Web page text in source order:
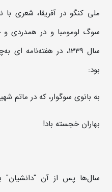
ملی کنگو در آفریقا، شعری با
سوگ لومومبا و در همدردی
سال 1339، در
بود:
به بانوی سوگوار، که در ماتم
بهاران خجسته باد!
سال‌ها پس از آن "دانشیان"